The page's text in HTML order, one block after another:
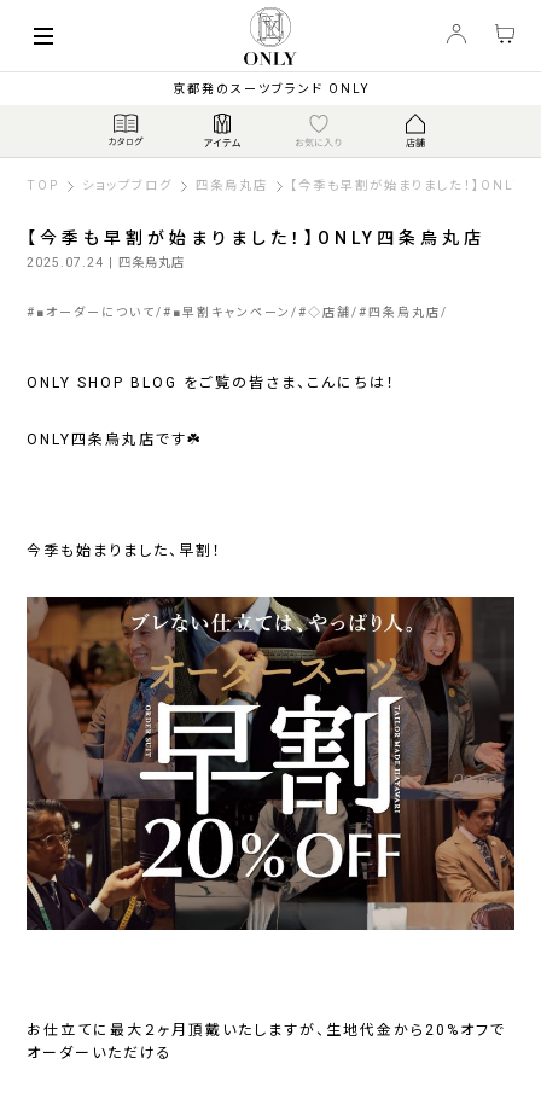
京都発のスーツブランド ONLY
TOP ショップブログ 四条烏丸店 【今季も早割が始まりました！】ONLY
【今季も早割が始まりました！】ONLY四条烏丸店
2025.07.24 | 四条烏丸店
# ■オーダーについて # ■早割キャンペーン #◇店舗 # 四条烏丸店
ONLY SHOP BLOG をご覧の皆さま、こんにちは！
ONLY四条烏丸店です☘️
今季も始まりました、早割！
お仕立てに最大２ヶ月頂戴いたしますが、生地代金から20%オフで
オーダーいただける